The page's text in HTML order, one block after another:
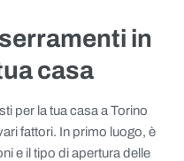
in
casa
per la tua casa a Torino
fattori. In primo luogo, è
e il tipo di apertura delle